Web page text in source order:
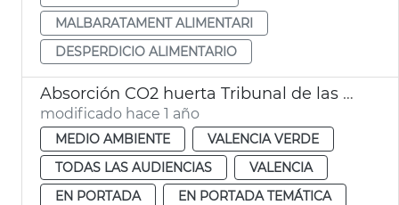
MALBARATAMENT ALIMENTARI
DESPERDICIO ALIMENTARIO
Absorción CO2 huerta Tribunal de las Aguas
modificado hace 1 año
MEDIO AMBIENTE
VALENCIA VERDE
TODAS LAS AUDIENCIAS
VALENCIA
EN PORTADA
EN PORTADA TEMÁTICA